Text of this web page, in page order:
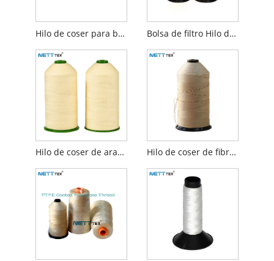
Hilo de coser para bolsa de filtro de PTFE Bolsa de filtro Hilo de coser Monofilamento
Hilo de coser de aramida Hilo de coser de fibra de vidrio